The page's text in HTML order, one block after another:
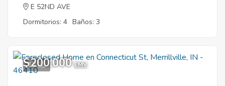
E 52ND AVE
Dormitorios: 4 Baños: 3
12
$200,000 EMV